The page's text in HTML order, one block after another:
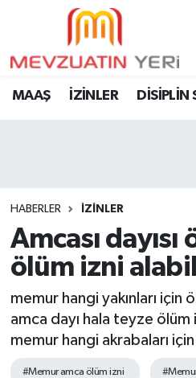
MAAŞ İZİNLER DİSİPLİN
HABERLER İZİNLER
Amcası
ölüm izni
memur hangi yakınları için
amca dayı hala teyze ölüm
memur hangi akrabaları
#Memur amca ölüm izni